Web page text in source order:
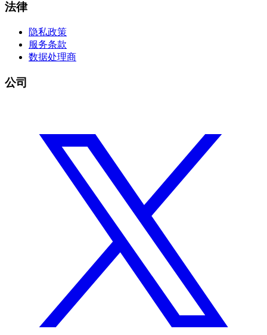
法律
隐私政策
服务条款
数据处理商
公司